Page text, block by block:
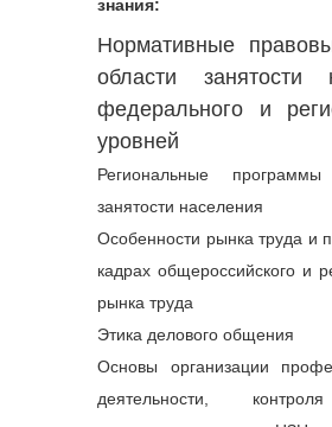
знания:
Нормативные
области занятости
федерального и
уровней
Региональные программы
занятости населения
Особенности рынка труда и
кадрах общероссийского и
рынка труда
Этика делового общения
Основы организации
деятельности,